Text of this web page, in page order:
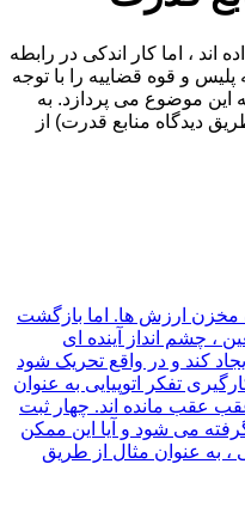
ها پاسخ داده اند ، اما کار اندکی در رابطه
و قوه قضاییه را با توجه
این موضوع می پردازد. به
دیدگاه منابع قدرت) از
مخزن ارزش ها. اما بازگشت
، چشم انداز آینده ای
کند و در واقع تحریک شود
تفکر اتوپیایی به عنوان
عقب مانده اند. چهار ثبت
می شود و آیا این ممکن
به عنوان مثال از طریق